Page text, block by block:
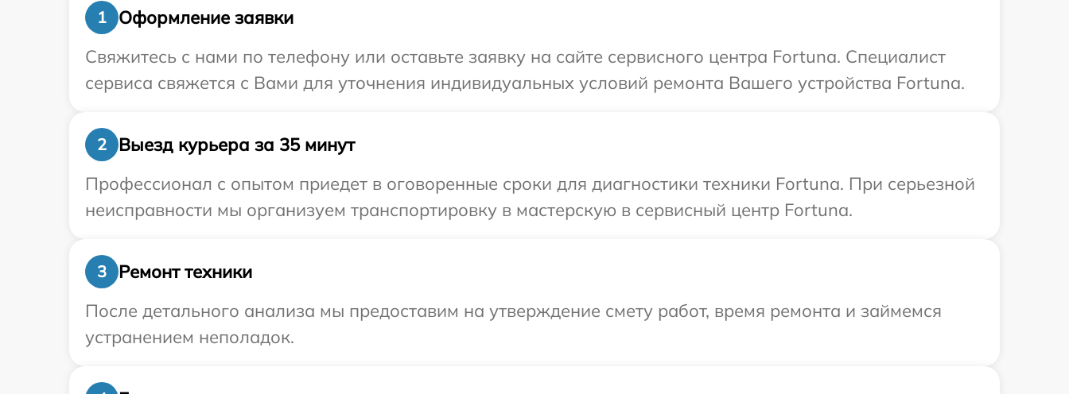
1
Оформление заявки
Свяжитесь с нами по телефону или оставьте заявку на сайте сервисного центра Fortuna. Специалист
сервиса свяжется с Вами для уточнения индивидуальных условий ремонта Вашего устройства Fortuna.
2
Выезд курьера за 35 минут
Профессионал с опытом приедет в оговоренные сроки для диагностики техники Fortuna. При серьезной
неисправности мы организуем транспортировку в мастерскую в сервисный центр Fortuna.
3
Ремонт техники
После детального анализа мы предоставим на утверждение смету работ, время ремонта и займемся
устранением неполадок.